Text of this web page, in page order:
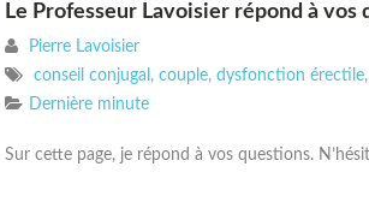
Le Professeur Lavoisier répond à vos
Pierre Lavoisier
conseil conjugal , couple, dysfonction érectile,
Dernière minute
Sur cette page, je répond à vos questions.